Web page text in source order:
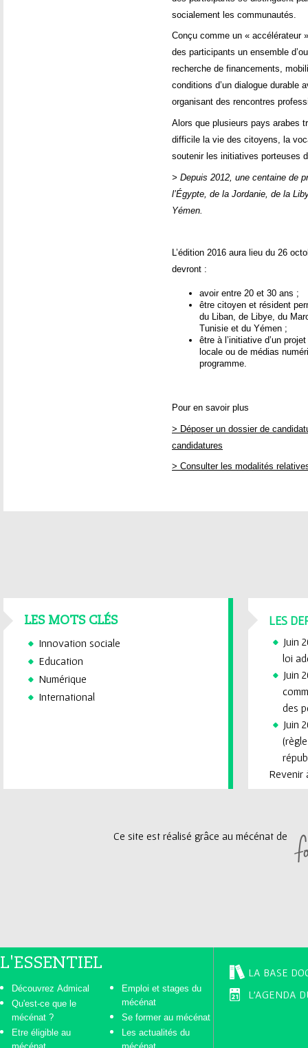
socialement les communautés.
Conçu comme un « accélérateur
des participants un ensemble
recherche de financements,
conditions d’un dialogue durable
organisant des rencontres
Alors que plusieurs pays arabes
difficile la vie des citoyens, la
soutenir les initiatives porteuses
> Depuis 2012, une centaine de
l’Égypte, de la Jordanie, de la
Yémen.
L’édition 2016 aura lieu du 26
devront :
avoir entre 20 et 30 ans ;
être citoyen et résident
du Liban, de Libye, du
Tunisie et du Yémen ;
être à l’initiative d’un
locale ou de médias
programme.
Pour en savoir plus
> Déposer un dossier de
candidatures
> Consulter les modalités
LES MOTS CLÉS
Innovation sociale
Education
Numérique
International
LES
Juin
loi
Juin
des
Juin
Revenir
Ce site est réalisé grâce au mécénat de
L'ESSENTIEL
Découvrez Admical
Qu'est-ce que le
mécénat ?
Etre éligible au
Emploi et stages du
mécénat
Se former au mécénat
Les actualités du
LA BASE
L'AGENDA